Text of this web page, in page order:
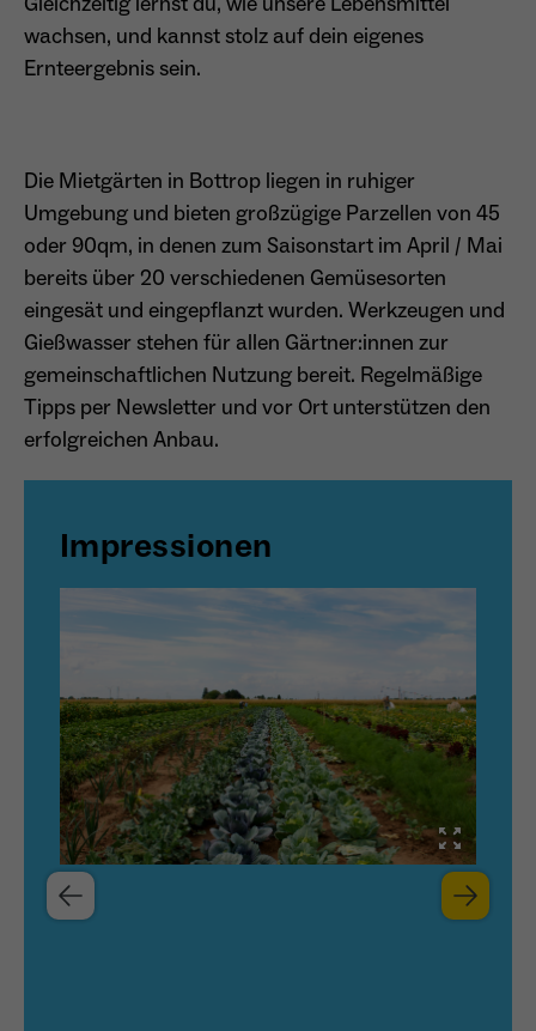
personenbezogene Daten.
Anbieter Google Analytics
Laufzeit 1 Jahr
Zweck Unterscheidung der Webseitenbesucher.
_ga_TNS3S6RE8W
Anbieter Google LLC
Vergibt eine zufällige, pseudonyme ID, damit
wiederkehrend ist.
Name _gcl_au
Anbieter Google LLC
Laufzeit 4 Monate
Zweck
- Wird von Google Ads / Google Tag Manager
verwendet - Dient der Conversion-Erfassung
und Werbewirksamkeitsmessung - Hilft zu
wachsen, und kannst stolz auf dein eigenes
Ernteergebnis sein.
Die Mietgärten in Bottrop liegen in ruhiger
Umgebung und bieten großzügige Parzellen von 45
oder 90qm, in denen zum Saisonstart im April / Mai
bereits über 20 verschiedenen Gemüsesorten
eingesät und eingepflanzt wurden. Werkzeugen und
Gießwasser stehen für allen Gärtner:innen zur
gemeinschaftlichen Nutzung bereit. Regelmäßige
Tipps per Newsletter und vor Ort unterstützen den
erfolgreichen Anbau.
Impressionen